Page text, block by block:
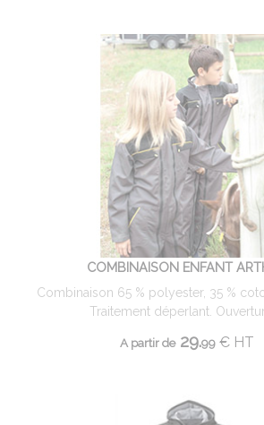
COMBINAISON ENFANT
Combinaison 65 % polyester, 35 %
Traitement déperlant.
A partir de29.99 € HT